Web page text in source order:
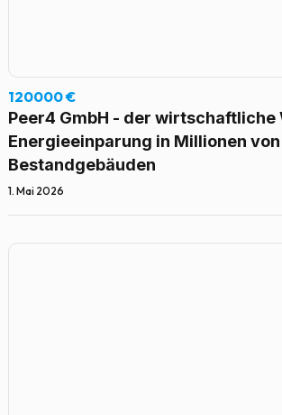
120000 €
Peer4 GmbH - der wirtschaftliche
Energieeinparung in Millionen von
Bestandgebäuden
1. Mai 2026